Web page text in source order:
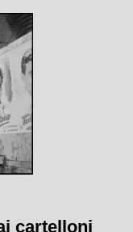
cartelloni